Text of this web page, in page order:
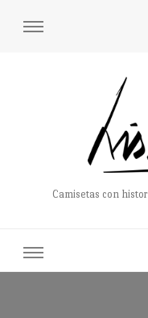
Camisetas con